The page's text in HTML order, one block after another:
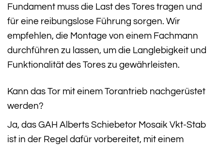
Fundament muss die Last des Tores tragen und
für eine reibungslose Führung sorgen. Wir
empfehlen, die Montage von einem Fachmann
durchführen zu lassen, um die Langlebigkeit und
Funktionalität des Tores zu gewährleisten.
Kann das Tor mit einem Torantrieb nachgerüstet
werden?
Ja, das GAH Alberts Schiebetor Mosaik Vkt-Stab
ist in der Regel dafür vorbereitet, mit einem